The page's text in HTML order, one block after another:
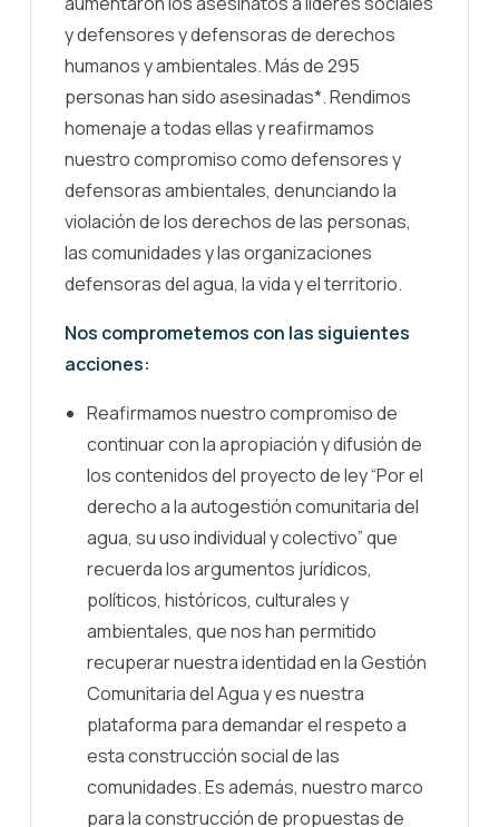
y defensores y defensoras de derechos
humanos y ambientales. Más de 295
personas han sido asesinadas*. Rendimos
homenaje a todas ellas y reafirmamos
nuestro compromiso como defensores y
defensoras ambientales, denunciando la
violación de los derechos de las personas,
las comunidades y las organizaciones
defensoras del agua, la vida y el territorio.
Nos comprometemos con las siguientes
acciones:
Reafirmamos nuestro compromiso de
continuar con la apropiación y difusión de
los contenidos del proyecto de ley “Por el
derecho a la autogestión comunitaria del
agua, su uso individual y colectivo” que
recuerda los argumentos jurídicos,
políticos, históricos, culturales y
ambientales, que nos han permitido
recuperar nuestra identidad en la Gestión
Comunitaria del Agua y es nuestra
plataforma para demandar el respeto a
esta construcción social de las
comunidades. Es además, nuestro marco
para la construcción de propuestas de